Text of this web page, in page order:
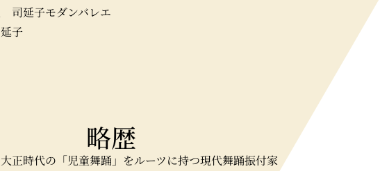
司延子モダンバレエ
子
略歴
正時代の「児童舞踊」をルーツに持つ現代舞踊振付家